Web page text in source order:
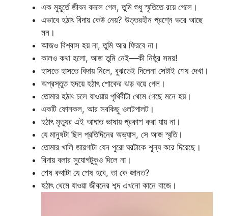
এক মুহূর্তে জীবন বদলে গেল, তুমি শুধু স্মৃতিতে রয়ে গেলে।
এভাবে হঠাৎ বিদায় কেউ নেয়? উত্তরহীন প্রশ্নে ভরে আছে
মন।
আজও বিশ্বাস হয় না, তুমি আর ফিরবে না।
কালও কথা হলো, আজ তুমি নেই—কী নিষ্ঠুর সময়!
হাসতে হাসতে বিদায় নিলে, বুঝতেই দিলেনা সেটাই শেষ দেখা।
অপ্রস্তুত হৃদয়ে হঠাৎ শোকের ঝড় বয়ে গেল।
তোমার হঠাৎ চলে যাওয়ায় পৃথিবীটা থেমে গেছে মনে হয়।
একটি ফোনকল, আর সবকিছু ওলটপালট।
হঠাৎ মৃত্যুর এই আঘাত ভাষায় প্রকাশ করা যায় না।
যে মানুষটা ছিল প্রতিদিনের অভ্যাস, সে আজ স্মৃতি।
তোমার খালি জায়গাটা যেন পুরো ঘরটাকে শূন্য করে দিয়েছে।
বিদায় বলার সুযোগটুকুও দিলে না।
শেষ কথাটা যে শেষ হবে, তা কে জানত?
হঠাৎ থেমে যাওয়া জীবনের শব্দ এখনো কানে বাজে।